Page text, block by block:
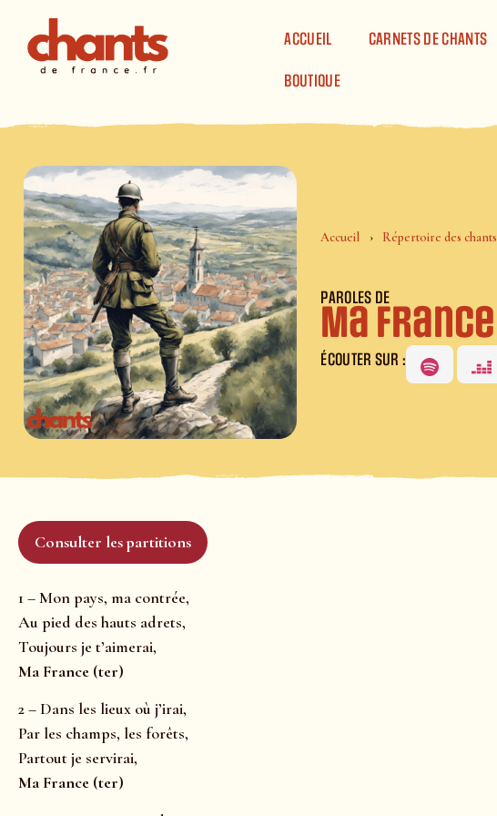
ACCUEIL
CARNETS DE CHANTS
BOUTIQUE
Accueil Répertoire des chants
PAROLES DE
Ma France
ÉCOUTER SUR :
Consulter les partitions
1 – Mon pays, ma contrée,
Au pied des hauts adrets,
Toujours je t’aimerai,
Ma France (ter)
2 – Dans les lieux où j’irai,
Par les champs, les forêts,
Partout je servirai,
Ma France (ter)